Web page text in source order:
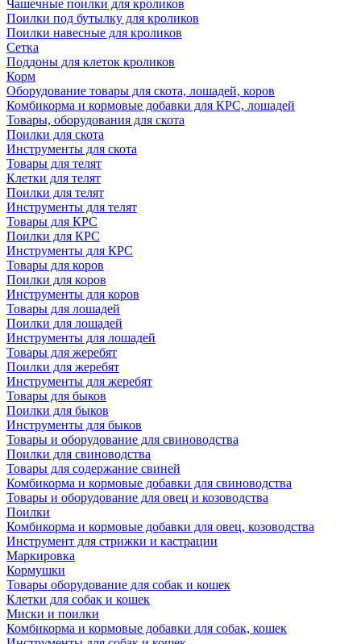
Чашечные поилки для кроликов
Поилки под бутылку для кроликов
Поилки навесные для кроликов
Сетка
Поддоны для клеток кроликов
Корм
Оборудование товары для скота, лошадей, коров
Комбикорма и кормовые добавки для КРС, лошадей
Товары, оборудования для скота
Поилки для скота
Инструменты для скота
Товары для телят
Клетки для телят
Поилки для телят
Инструменты для телят
Товары для КРС
Поилки для КРС
Инструменты для КРС
Товары для коров
Поилки для коров
Инструменты для коров
Товары для лошадей
Поилки для лошадей
Инструменты для лошадей
Товары для жеребят
Поилки для жеребят
Инструменты для жеребят
Товары для быков
Поилки для быков
Инструменты для быков
Товары и оборудование для свиноводства
Поилки для свиноводства
Товары для содержание свиней
Комбикорма и кормовые добавки для свиноводства
Товары и оборудование для овец и козоводства
Поилки
Комбикорма и кормовые добавки для овец, козоводства
Инструмент для стрижки и кастрации
Маркировка
Кормушки
Товары оборудование для собак и кошек
Клетки для собак и кошек
Миски и поилки
Комбикорма и кормовые добавки для собак, кошек